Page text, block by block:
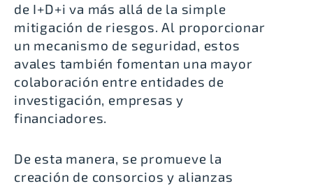
de I+D+i va más allá de la simple
mitigación de riesgos. Al proporcionar
un mecanismo de seguridad, estos
avales también fomentan una mayor
colaboración entre entidades de
investigación, empresas y
financiadores.
De esta manera, se promueve la
creación de consorcios y alianzas